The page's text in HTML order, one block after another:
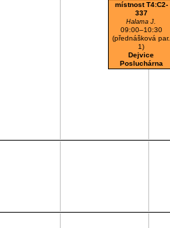
místnost T4:C2-
337
Halama J.
09:00–10:30
(přednášková par.
1)
Dejvice
Posluchárna